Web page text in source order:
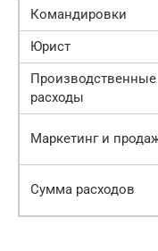
Командировки
Юрист
Производственные
расходы
Маркетинг и
Сумма расходов